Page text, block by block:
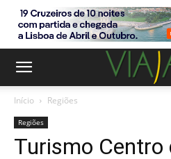
Início Regiões
Regiões
Turismo Centro